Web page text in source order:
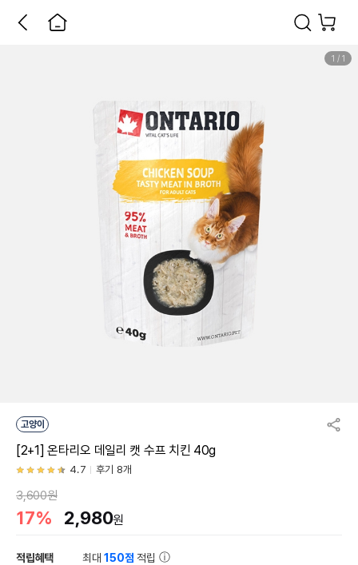
1 / 1
고양이
[2+1] 온타리오 데일리 캣 수프 치킨 40g
4.7 후기 8개
3,600원
17% 2,980원
적립혜택 최대150점 적립